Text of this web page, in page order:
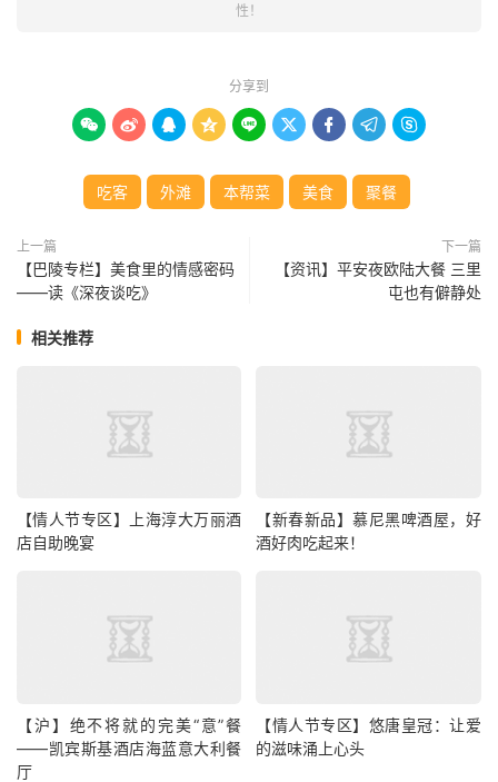
性！
分享到
        
吃客 外滩 本帮菜 美食 聚餐
上一篇
【巴陵专栏】美食里的情感密码
——读《深夜谈吃》
下一篇
【资讯】平安夜欧陆大餐 三里
屯也有僻静处
相关推荐
【情人节专区】上海淳大万丽酒
店自助晚宴
【新春新品】慕尼黑啤酒屋，好
酒好肉吃起来！
【沪】绝不将就的完美“意”餐
——凯宾斯基酒店海蓝意大利餐
厅
【情人节专区】悠唐皇冠：让爱
的滋味涌上心头